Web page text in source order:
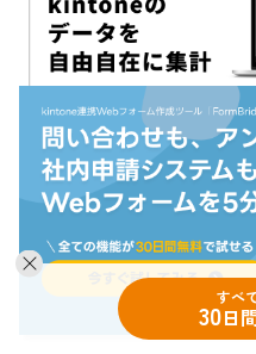
すべ
30日